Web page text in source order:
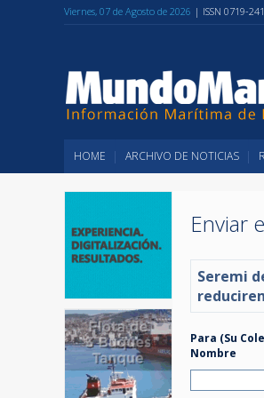
Viernes, 07 de Agosto de 2026 | ISSN 0719-
HOME ARCHIVO DE NOTICIAS
Enviar
Seremi
Para (Su
Nombre